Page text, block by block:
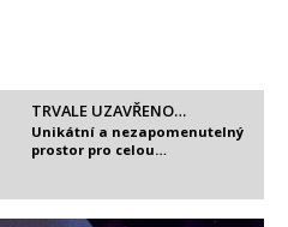
TRVALE UZAVŘENO…
Unikátní a nezapomenutelný
prostor pro celou…